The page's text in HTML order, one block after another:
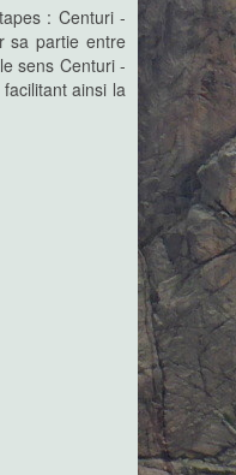
: Centuri -
sa partie entre
sens Centuri -
ainsi la